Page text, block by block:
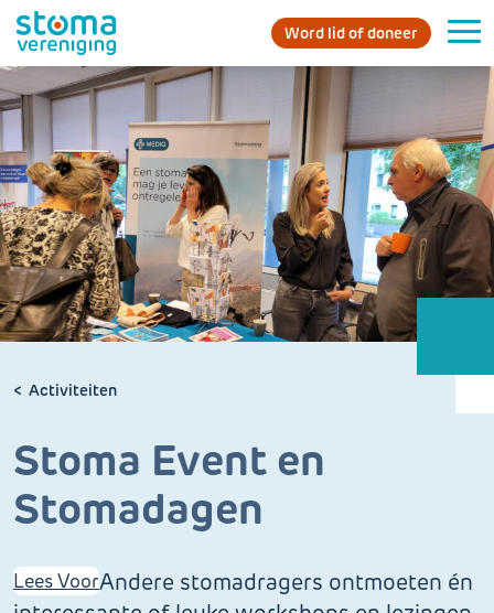
Word lid of doneer
Activiteiten
Stoma Event en
Stomadagen
Lees VoorAndere stomadragers ontmoeten én